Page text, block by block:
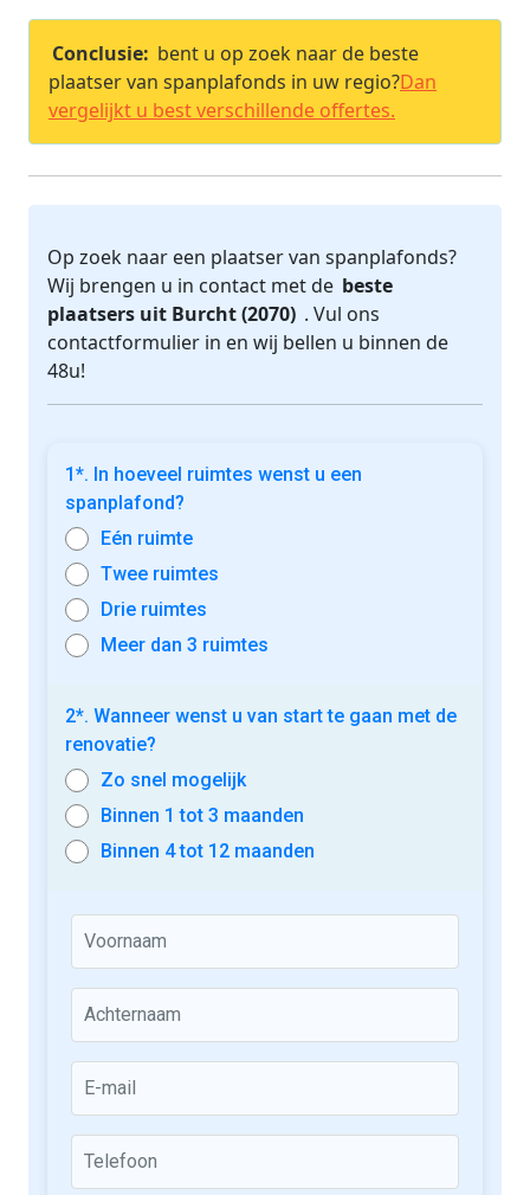
Conclusie: bent u op zoek naar de beste
plaatser van spanplafonds in uw regio?Dan
vergelijkt u best verschillende offertes.
Op zoek naar een plaatser van spanplafonds?
Wij brengen u in contact met de beste
plaatsers uit Burcht (2070) . Vul ons
contactformulier in en wij bellen u binnen de
48u!
1*. In hoeveel ruimtes wenst u een
spanplafond?
Eén ruimte
Twee ruimtes
Drie ruimtes
Meer dan 3 ruimtes
2*. Wanneer wenst u van start te gaan met de
renovatie?
Zo snel mogelijk
Binnen 1 tot 3 maanden
Binnen 4 tot 12 maanden